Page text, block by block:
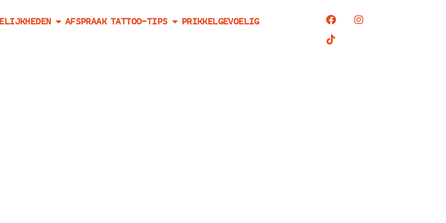
AFSPRAAK TATTOO-TIPS PRIKKELGEVOELIG